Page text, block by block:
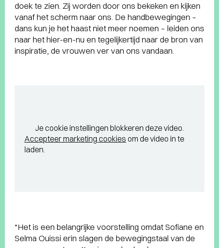
doek te zien. Zij worden door ons bekeken en kijken
vanaf het scherm naar ons. De handbewegingen –
dans kun je het haast niet meer noemen – leiden ons
naar het hier-en-nu en tegelijkertijd naar de bron van
inspiratie, de vrouwen ver van ons vandaan.
Je cookie instellingen blokkeren deze video.
Accepteer marketing cookies om de video in te
laden.
“Het is een belangrijke voorstelling omdat Sofiane en
Selma Ouissi erin slagen de bewegingstaal van de